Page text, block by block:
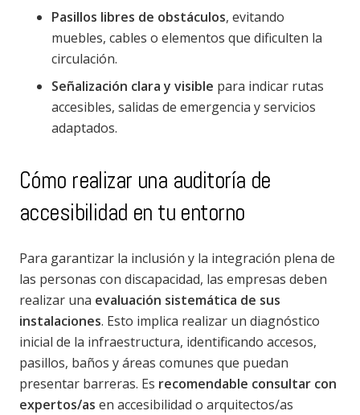
Pasillos libres de obstáculos, evitando
muebles, cables o elementos que dificulten la
circulación.
Señalización clara y visible para indicar rutas
accesibles, salidas de emergencia y servicios
adaptados.
Cómo realizar una auditoría de
accesibilidad en tu entorno
Para garantizar la inclusión y la integración plena de
las personas con discapacidad, las empresas deben
realizar una evaluación sistemática de sus
instalaciones. Esto implica realizar un diagnóstico
inicial de la infraestructura, identificando accesos,
pasillos, baños y áreas comunes que puedan
presentar barreras. Es recomendable consultar con
expertos/as en accesibilidad o arquitectos/as